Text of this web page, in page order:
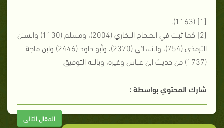
[1] (1163).
[2] كما ثبت في الصحاح البخاري (2004)، ومسلم (1130) والسنن
الترمذي (754)، والنسائي (2370)، وأبو داود (2446) وابن ماجة
(1737) من حديث ابن عباس وغيره، وبالله التوفيق
شارك المحتوي بواسطة :
المقال التالى